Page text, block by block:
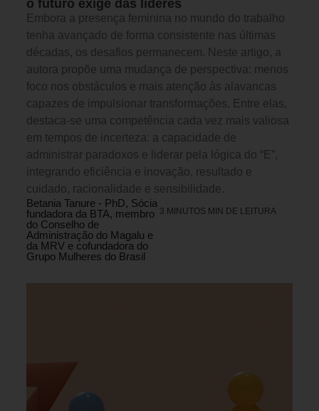
o futuro exige das líderes
Embora a presença feminina no mundo do trabalho
tenha avançado de forma consistente nas últimas
décadas, os desafios permanecem. Neste artigo, a
autora propõe uma mudança de perspectiva: menos
foco nos obstáculos e mais atenção às alavancas
capazes de impulsionar transformações. Entre elas,
destaca-se uma competência cada vez mais valiosa
em tempos de incerteza: a capacidade de
administrar paradoxos e liderar pela lógica do “E”,
integrando eficiência e inovação, resultado e
cuidado, racionalidade e sensibilidade.
Betania Tanure - PhD, Sócia
fundadora da BTA, membro
do Conselho de
Administração do Magalu e
da MRV e cofundadora do
Grupo Mulheres do Brasil
3 MINUTOS MIN DE LEITURA